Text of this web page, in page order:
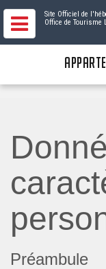
Site Officiel de
Office de Tourisme
Préambule